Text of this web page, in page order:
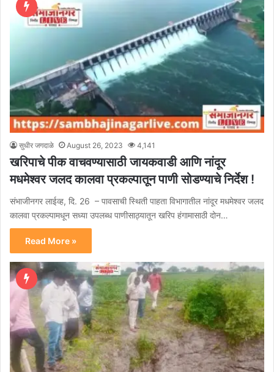
सुधीर जगदाळे August 26, 2023 4,141
खरिपाचे पीक वाचवण्यासाठी जायकवाडी आणि नांदूर
मधमेश्वर जलद कालवा प्रकल्पातून पाणी सोडण्याचे निर्देश !
संभाजीनगर लाईव्ह, दि. 26 – पावसाची स्थिती पाहता विभागातील नांदूर मधमेश्वर जलद
कालवा प्रकल्पामधून सध्या उपलब्ध पाणीसाठ्यातून खरिप हंगामासाठी दोन…
Read More »